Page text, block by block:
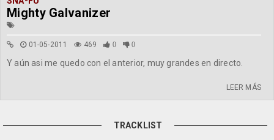
Mighty Galvanizer
01-05-2011 469 0 0
Y aún asi me quedo con el anterior, muy grandes en directo.
LEER MÁS
TRACKLIST